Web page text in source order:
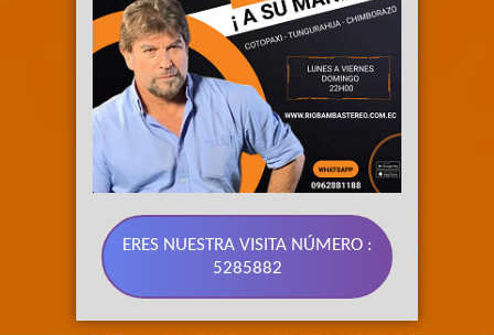
ERES NUESTRA VISITA NÚMERO :
5285882